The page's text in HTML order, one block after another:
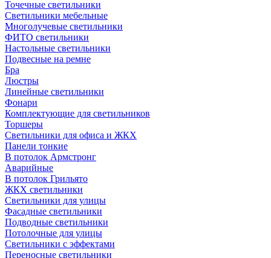
Точечные светильники
Светильники мебельные
Многолучевые светильники
ФИТО светильники
Настольные светильники
Подвесные на ремне
Бра
Люстры
Линейные светильники
Фонари
Комплектующие для светильников
Торшеры
Светильники для офиса и ЖКХ
Панели тонкие
В потолок Армстронг
Аварийные
В потолок Грильято
ЖКХ светильники
Светильники для улицы
Фасадные светильники
Подводные светильники
Потолочные для улицы
Светильники с эффектами
Переносные светильники